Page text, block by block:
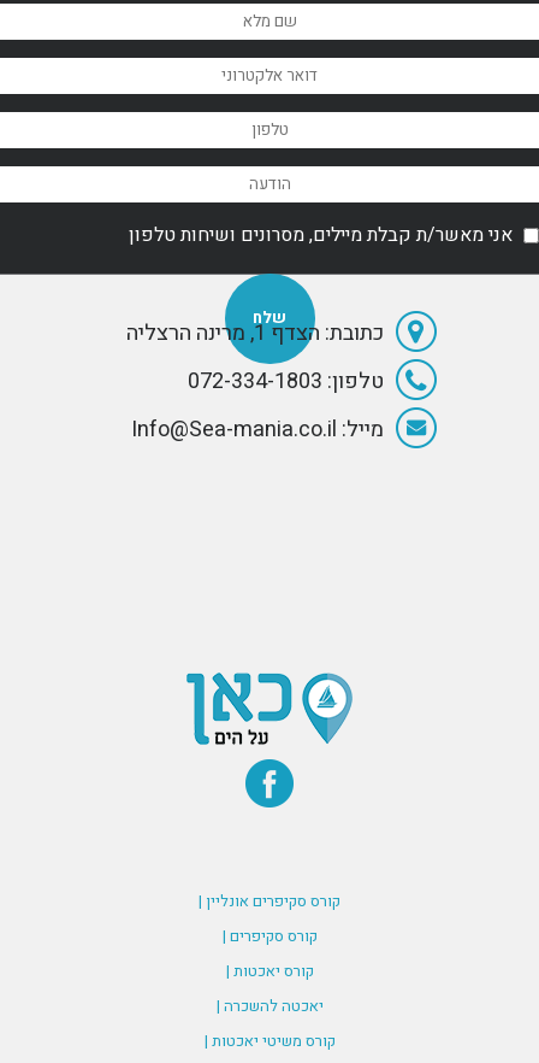
מערכות
משוכללות אשר
תוכננו במיוחד
לכלי שייט ימיים.
אני מאשר/ת קבלת מיילים, מסרונים ושיחות טלפון
כתובת: הצדף 1, מרינה הרצליה
טלפון: 072-334-1803
מייל: Info@Sea-mania.co.il
קורס סקיפרים אונליין |
קורס סקיפרים |
קורס יאכטות |
יאכטה להשכרה |
קורס משיטי יאכטות |